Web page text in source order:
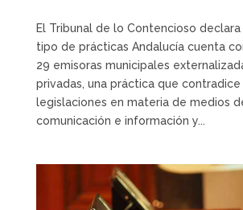
El Tribunal de lo Contencioso
tipo de prácticas Andalucía cuenta
29 emisoras municipales
privadas, una práctica que contradice
legislaciones en materia de medios
comunicación e información y...